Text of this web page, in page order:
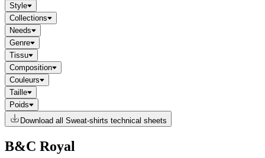
Style
Collections
Needs
Genre
Tissu
Composition
Couleurs
Taille
Poids
Download all Sweat-shirts technical sheets
B&C Royal